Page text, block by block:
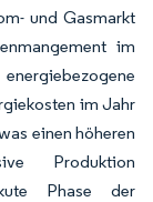
und Gasmarkt
im
im Jahr
einen höheren
Produktion
Phase der